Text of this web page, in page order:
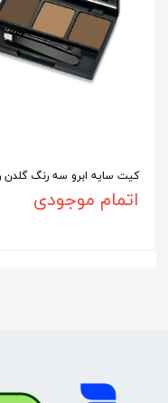
کیت سایه ابرو سه رنگ گلدن
اتمام موجودی